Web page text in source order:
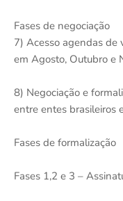
Fases de negociação
7) Acesso agendas de
em Agosto, Outubro e
8) Negociação e
entre entes brasileiros
Fases de formalização
Fases 1,2 e 3 –